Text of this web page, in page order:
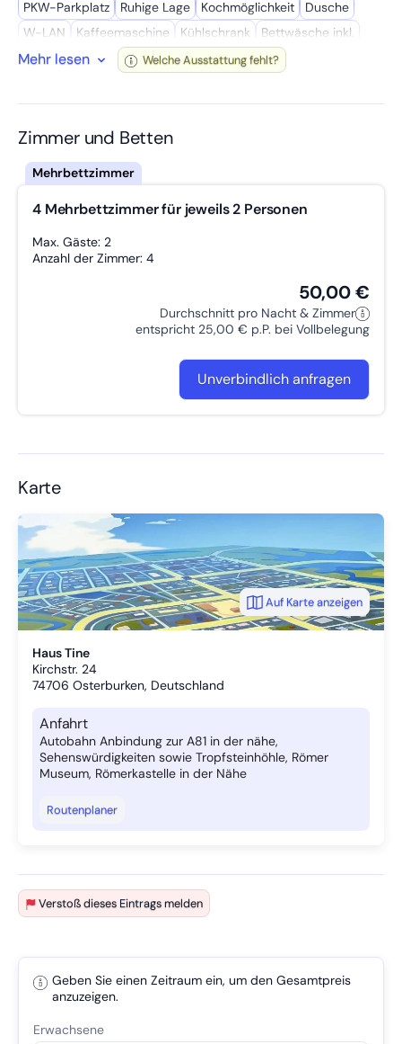
Landschaften, die Ausflüge und Erkundungen geradezu
einladen. Kostenfreie Parkplätze im Innenhof runden das
Angebot ab und sorgen für zusätzliche Bequemlichkeit.
PKW-Parkplatz Ruhige Lage Kochmöglich­keit
Dusche
W-LAN
Kaffee­maschine Kühl­schrank
Bettwäsche inkl.
Gemeinschafts­bad
Wasserkocher Spül­maschine
Mehr lesen Welche Ausstattung fehlt?
Zimmer und Betten
4 Mehrbettzimmer für jeweils 2 Personen
Max. Gäste: 2
Anzahl der Zimmer: 4
50,00 €
Durchschnitt pro Nacht & Zimmer
entspricht 25,00 € p.P. bei Vollbelegung
Unverbindlich anfragen
Karte
Haus Tine
Kirchstr. 24
74706 Osterburken, Deutschland
Anfahrt
Autobahn Anbindung zur A81 in der nähe,
Sehenswürdigkeiten sowie Tropfsteinhöhle, Römer
Museum, Römerkastelle in der Nähe
Routenplaner
Auf Karte anzeigen
Verstoß dieses Eintrags melden
Geben Sie einen Zeitraum ein, um den Gesamtpreis
anzuzeigen.